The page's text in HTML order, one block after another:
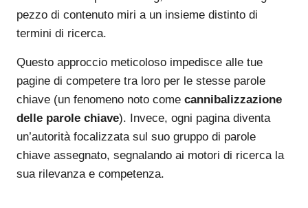
pezzo di contenuto miri a un insieme distinto di
termini di ricerca.
Questo approccio meticoloso impedisce alle tue
pagine di competere tra loro per le stesse parole
chiave (un fenomeno noto come cannibalizzazione
delle parole chiave). Invece, ogni pagina diventa
un’autorità focalizzata sul suo gruppo di parole
chiave assegnato, segnalando ai motori di ricerca la
sua rilevanza e competenza.